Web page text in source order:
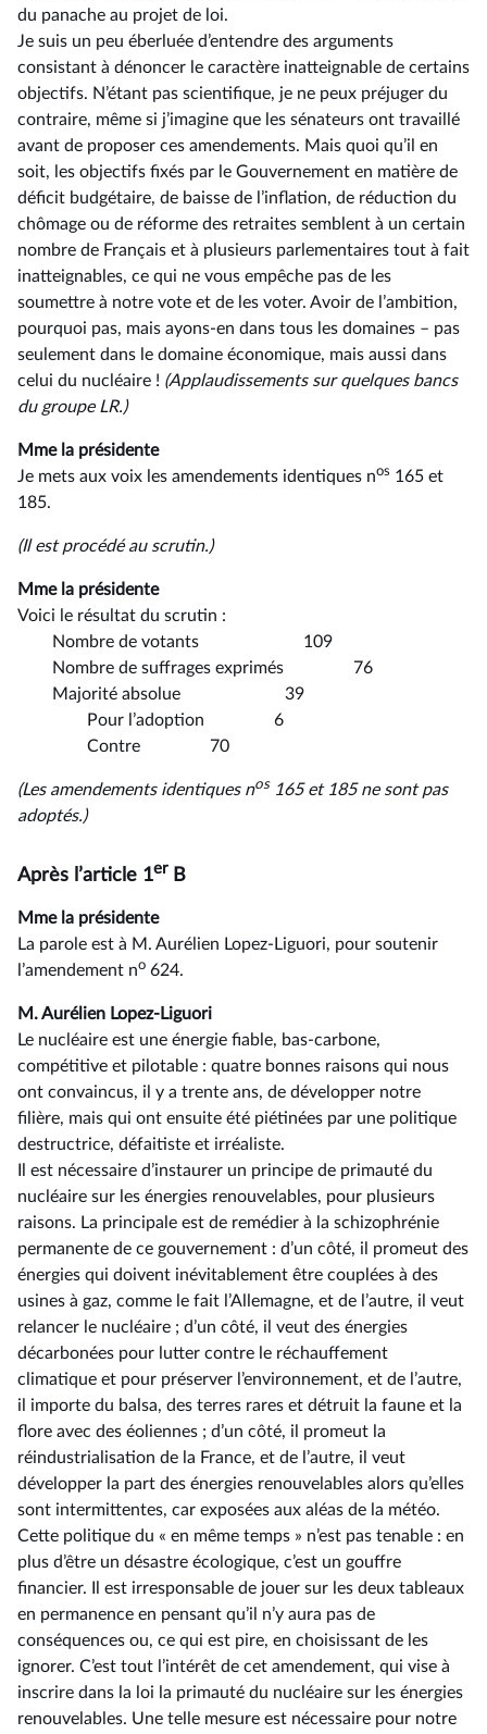
du panache au projet de loi.
Je suis un peu éberluée d’entendre des arguments
consistant à dénoncer le caractère inatteignable de certains
objectifs. N’étant pas scientifique, je ne peux préjuger du
contraire, même si j’imagine que les sénateurs ont travaillé
avant de proposer ces amendements. Mais quoi qu’il en
soit, les objectifs fixés par le Gouvernement en matière de
déficit budgétaire, de baisse de l’inflation, de réduction du
chômage ou de réforme des retraites semblent à un certain
nombre de Français et à plusieurs parlementaires tout à fait
inatteignables, ce qui ne vous empêche pas de les
soumettre à notre vote et de les voter. Avoir de l’ambition,
pourquoi pas, mais ayons-en dans tous les domaines –⁠ pas
seulement dans le domaine économique, mais aussi dans
celui du nucléaire ! (Applaudissements sur quelques bancs
du groupe LR.)
Mme la présidente
Je mets aux voix les amendements identiques nos 165 et
185.
(Il est procédé au scrutin.)
Mme la présidente
Voici le résultat du scrutin :
Nombre de votants 109
Nombre de suffrages exprimés 76
Majorité absolue 39
Pour l’adoption 6
Contre 70
(Les amendements identiques nos 165 et 185 ne sont pas
adoptés.)
Après l’article 1er B
Mme la présidente
La parole est à M. Aurélien Lopez-Liguori, pour soutenir
l’amendement no 624.
M. Aurélien Lopez-Liguori
Le nucléaire est une énergie fiable, bas-carbone,
compétitive et pilotable : quatre bonnes raisons qui nous
ont convaincus, il y a trente ans, de développer notre
filière, mais qui ont ensuite été piétinées par une politique
destructrice, défaitiste et irréaliste.
Il est nécessaire d’instaurer un principe de primauté du
nucléaire sur les énergies renouvelables, pour plusieurs
raisons. La principale est de remédier à la schizophrénie
permanente de ce gouvernement : d’un côté, il promeut des
énergies qui doivent inévitablement être couplées à des
usines à gaz, comme le fait l’Allemagne, et de l’autre, il veut
relancer le nucléaire ; d’un côté, il veut des énergies
décarbonées pour lutter contre le réchauffement
climatique et pour préserver l’environnement, et de l’autre,
il importe du balsa, des terres rares et détruit la faune et la
flore avec des éoliennes ; d’un côté, il promeut la
réindustrialisation de la France, et de l’autre, il veut
développer la part des énergies renouvelables alors qu’elles
sont intermittentes, car exposées aux aléas de la météo.
Cette politique du « en même temps » n’est pas tenable : en
plus d’être un désastre écologique, c’est un gouffre
financier. Il est irresponsable de jouer sur les deux tableaux
en permanence en pensant qu’il n’y aura pas de
conséquences ou, ce qui est pire, en choisissant de les
ignorer. C’est tout l’intérêt de cet amendement, qui vise à
inscrire dans la loi la primauté du nucléaire sur les énergies
renouvelables. Une telle mesure est nécessaire pour notre